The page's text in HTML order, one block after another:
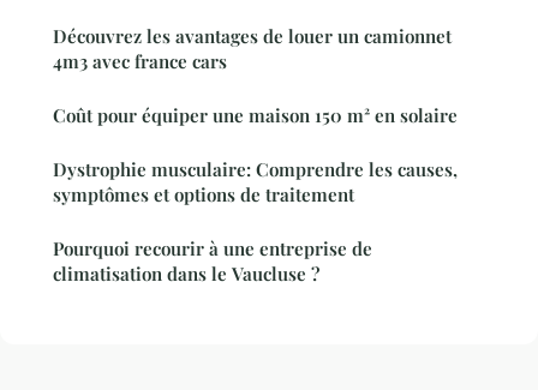
Découvrez les avantages de louer un camionnet
4m3 avec france cars
Coût pour équiper une maison 150 m² en solaire
Dystrophie musculaire: Comprendre les causes,
symptômes et options de traitement
Pourquoi recourir à une entreprise de
climatisation dans le Vaucluse ?